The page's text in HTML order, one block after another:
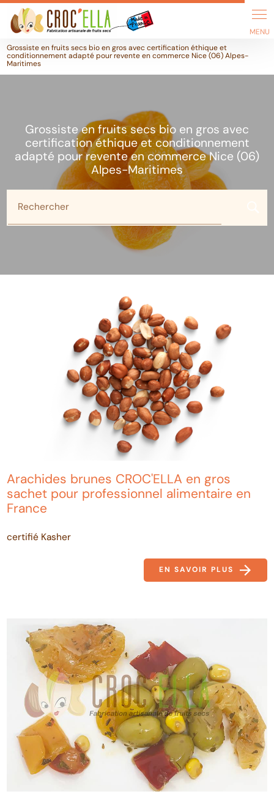
Grossiste en fruits secs bio en gros avec certification éthique et
conditionnement adapté pour revente en commerce Nice (06) Alpes-
Maritimes
Grossiste en fruits secs bio en gros avec
certification éthique et conditionnement
adapté pour revente en commerce Nice (06)
Alpes-Maritimes
Rechercher
Arachides brunes CROC'ELLA en gros
sachet pour professionnel alimentaire en
France
certifié Kasher
EN SAVOIR PLUS
Panneau de gestion des cookies